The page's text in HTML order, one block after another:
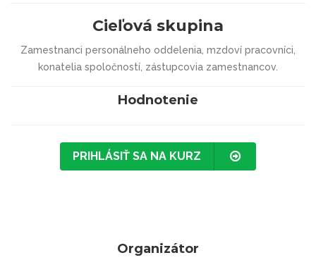
Cieľová skupina
Zamestnanci personálneho oddelenia, mzdoví pracovníci,
konatelia spoločností, zástupcovia zamestnancov.
Hodnotenie
PRIHLÁSIŤ SA NA KURZ
Organizátor